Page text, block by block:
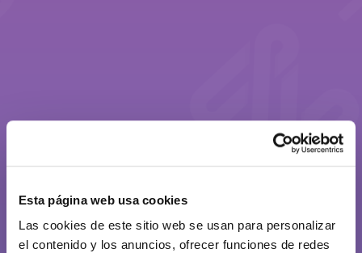
Esta página web usa cookies
Las cookies de este sitio web se usan para personalizar
el contenido y los anuncios, ofrecer funciones de redes